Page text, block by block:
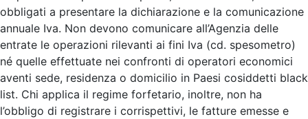
obbligati a presentare la dichiarazione e la comunicazione
annuale Iva. Non devono comunicare all’Agenzia delle
entrate le operazioni rilevanti ai fini Iva (cd. spesometro)
né quelle effettuate nei confronti di operatori economici
aventi sede, residenza o domicilio in Paesi cosiddetti black
list. Chi applica il regime forfetario, inoltre, non ha
l’obbligo di registrare i corrispettivi, le fatture emesse e